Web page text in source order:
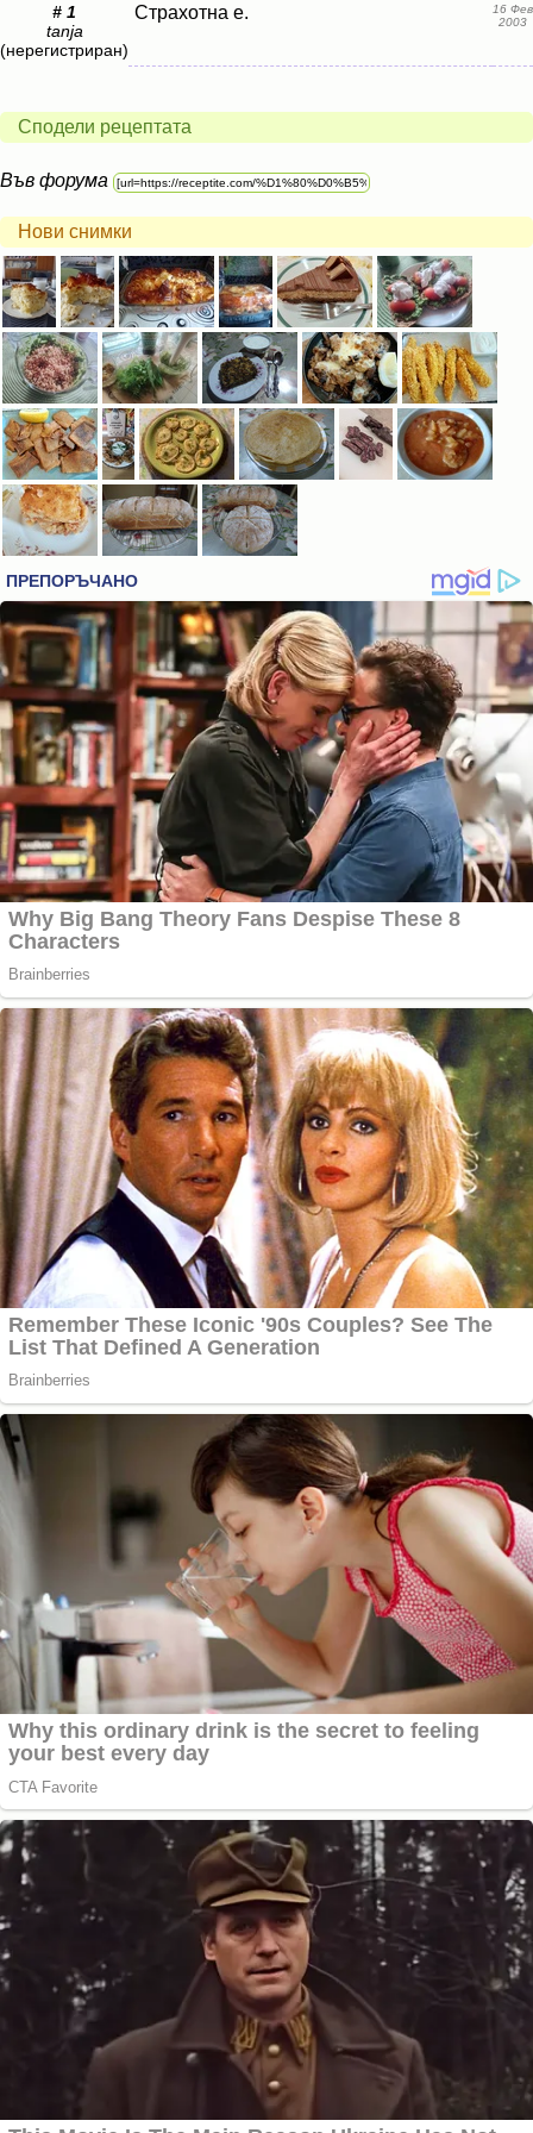
# 1
tanja
(нерегистриран)
Страхотна е.
16 Фев
2003
Сподели рецептата
Във форума
Нови снимки